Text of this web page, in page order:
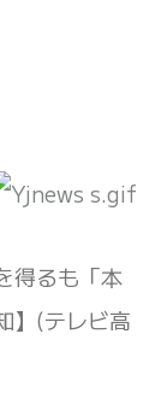
得るも「本
】(テレビ高